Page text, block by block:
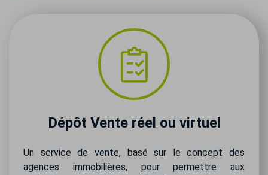
Dépôt Vente réel ou virtuel
Un service de vente, basé sur le concept des
agences immobilières, pour permettre aux